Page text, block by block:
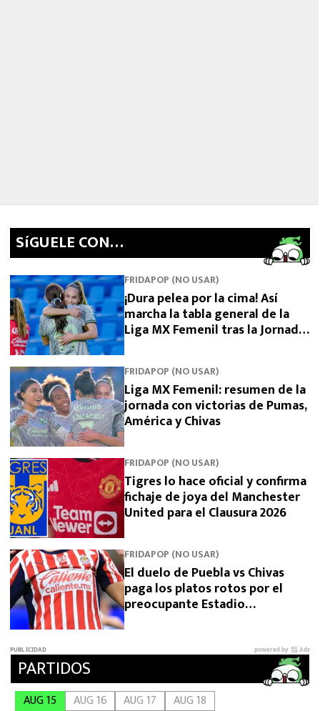
SíGUELE CON…
FRIDAPOP (NO USAR)
¡Dura pelea por la cima! Así
marcha la tabla general de la
Liga MX Femenil tras la Jornada
FRIDAPOP (NO USAR)
Liga MX Femenil: resumen de la
jornada con victorias de Pumas,
América y Chivas
FRIDAPOP (NO USAR)
Tigres lo hace oficial y confirma
fichaje de joya del Manchester
United para el Clausura 2026
FRIDAPOP (NO USAR)
El duelo de Puebla vs Chivas
paga los platos rotos por el
preocupante Estadio